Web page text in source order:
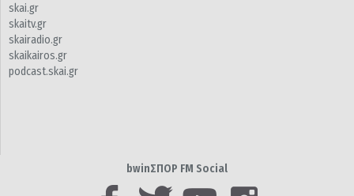
skai.gr
skaitv.gr
skairadio.gr
skaikairos.gr
podcast.skai.gr
bwinΣΠΟΡ FM Social